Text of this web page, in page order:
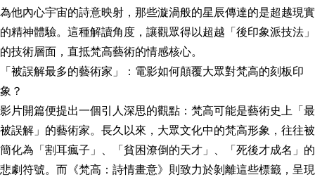
為他內心宇宙的詩意映射，那些漩渦般的星辰傳達的是超越現實
的精神體驗。這種解讀角度，讓觀眾得以超越「後印象派技法」
的技術層面，直抵梵高藝術的情感核心。
「被誤解最多的藝術家」：電影如何顛覆大眾對梵高的刻板印
象？
影片開篇便提出一個引人深思的觀點：梵高可能是藝術史上「最
被誤解」的藝術家。長久以來，大眾文化中的梵高形象，往往被
簡化為「割耳瘋子」、「貧困潦倒的天才」、「死後才成名」的
悲劇符號。而《梵高：詩情畫意》則致力於剝離這些標籤，呈現